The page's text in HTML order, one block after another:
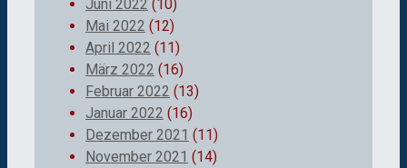
Juni 2022 (10)
Mai 2022 (12)
April 2022 (11)
März 2022 (16)
Februar 2022 (13)
Januar 2022 (16)
Dezember 2021 (11)
November 2021 (14)